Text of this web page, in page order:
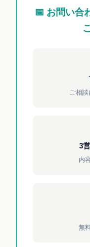
📅 お問い合
ご相
3
内
無